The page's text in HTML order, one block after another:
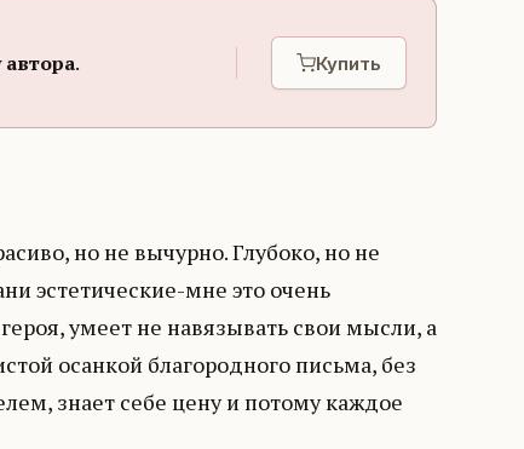
. Купить
но не вычурно. Глубоко, но не
эстетические-мне это очень
умеет не навязывать свои мысли, а
осанкой благородного письма, без
знает себе цену и потому каждое